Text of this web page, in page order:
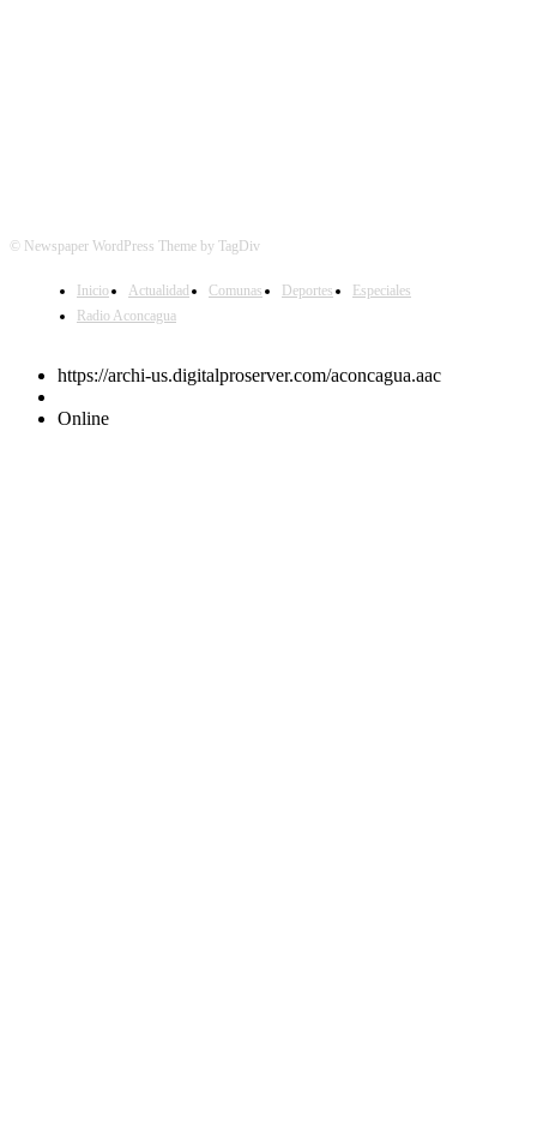
© Newspaper WordPress Theme by TagDiv
Inicio Actualidad Comunas Deportes
Especiales
Radio Aconcagua
https://archi-us.digitalproserver.com/aconcagua.aac
Online